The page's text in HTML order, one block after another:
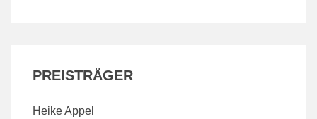
PREISTRÄGER
Heike Appel